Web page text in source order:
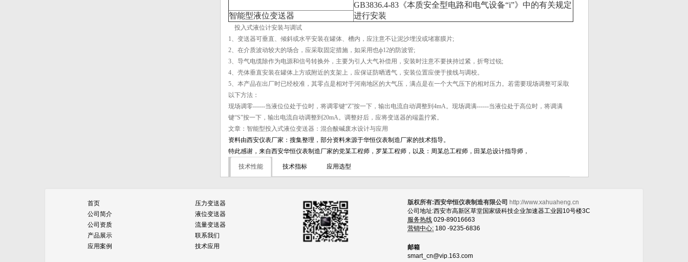
GB3836.4-83《本质安全型电路和电气设备“i”》中的有关规定
进行安装
智能型液位变送器
投入式液位计安装与调试
1、变送器可垂直、倾斜或水平安装在罐体、槽内，应注意不让泥沙埋没或堵塞膜片;
2、在介质波动较大的场合，应采取固定措施，如采用也ф12的防波管;
3、导气电缆除作为电源和信号转换外，主要为引人大气补偿用，安装时注意不要挟持过紧，折弯过锐;
4、壳体垂直安装在罐体上方或附近的支架上，应保证防晒透气，安装位置应便于接线与调校。
5、本产品在出厂时已经校准，其零点是相对于河南地区的大气压，满点是在一个大气压下的相对压力。若需要现场调整可采取
以下方法：
现场调零------当液位位处于位时，将调零键“Z”按一下，输出电流自动调整到4mA。现场调满------当液位处于高位时，将调满
键“S”按一下，输出电流自动调整到20mA。调整好后，应将变送器的端盖拧紧。
文章：智能型投入式液位变送器：混合酸碱废水设计与应用
资料由西安仪表厂家：搜集整理，部分资料来源于华恒仪表制造厂家的技术指导。
特此感谢，来自西安华恒仪表制造厂家的党某工程师，罗某工程师，以及：周某总工程师，田某总设计指导师，
技术性能 技术指标 应用选型
首页
公司简介
公司资质
产品展示
应用案例
压力变送器
液位变送器
流量变送器
联系我们
技术应用
版权所有:西安华恒仪表制造有限公司 http://www.xahuaheng.cn
公司地址:西安市高新区草堂国家级科技企业加速器工业园10号楼3C
服务热线 029-89016663
营销中心: 180 -9235-6836
邮箱
smart_cn@vip.163.com